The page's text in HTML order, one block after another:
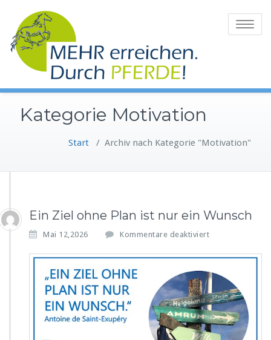
springen
Toggle
Kategorie Motivation
Start / Archiv nach Kategorie "Motivation"
Ein Ziel ohne Plan ist nur ein Wunsch
Mai 12,2026 Kommentare deaktiviert
r
E
i
n
Z
i
e